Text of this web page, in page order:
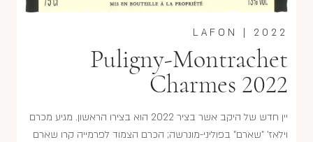
2022
|
LAFON
Puligny-Montrachet
Charmes 2022
יין חדש של היקב אשר בציר 2022 הוא בצירו הראשון. מגיע מכרם
וילאז' "שארם" בפוליני-מונרשה; הכרם הצמוד לפרמייה קרו שארם